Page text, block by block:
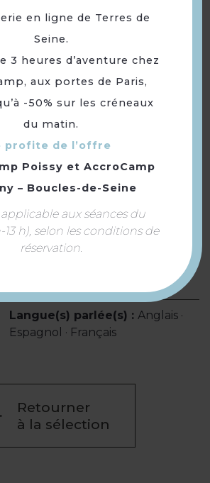
Entrée accessible
Accueil nuit
Animaux acceptés
Petit déjeuner
Réservation
Accès Internet privatif Wifi
Télévision
Langue(s) parlée(s) : Anglais ·
Espagnol · Français
Retourner
à la sélection
en ligne de Terres de
Seine.
3 heures d’aventure chez
aux portes de Paris,
-50% sur les créneaux
du matin.
profite de l’offre
Poissy et AccroCamp
– Boucles-de-Seine
aux séances du
13 h), selon les conditions de
réservation.